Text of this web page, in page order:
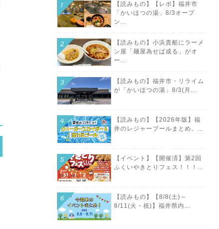
【読みもの】【レポ】福井市
「かいほつの湯」8/3オープ
ン...
【読みもの】小浜貴船にラーメ
ン屋「麺屋為せば成る」がオ
ー...
【読みもの】福井市・リライム
が「かいほつの湯」8/3(月...
【読みもの】【2026年版】福
井のレジャープールまとめ。...
【イベント】【開催済】第2回
ふくいやきとりフェス！！！...
【読みもの】【8/8(土)～
8/11(火・祝)】福井県内...